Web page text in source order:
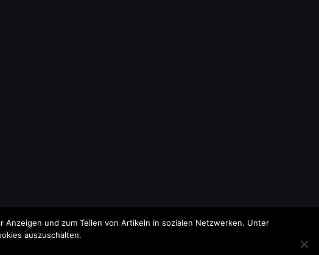
und zum Teilen von Artikeln in sozialen Netzwerken. Unter
auszuschalten.